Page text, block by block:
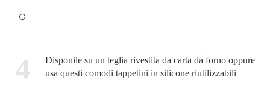
4
Disponile su un teglia rivestita da carta da forno oppure
usa questi comodi tappetini in silicone riutilizzabili